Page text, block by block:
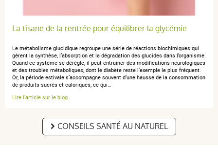
La tisane de la rentrée pour équilibrer la glycémie
Le métabolisme glucidique regroupe une série de réactions biochimiques qui
gèrent la synthèse, l’absorption et la dégradation des glucides dans l’organisme.
Quand ce système se dérègle, il peut entraîner des modifications neurologiques
et des troubles métaboliques, dont le diabète reste l’exemple le plus fréquent.
Or, la période estivale s’accompagne souvent d’une hausse de la consommation
de produits sucrés et caloriques, ce qui…
Lire l'article sur le blog
CONSEILS SANTÉ AU NATUREL